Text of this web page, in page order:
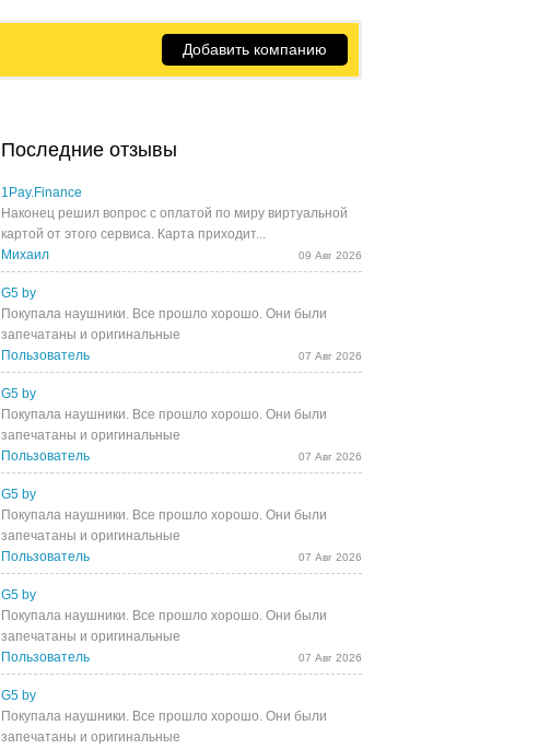
Добавить компанию
Последние отзывы
1Pay.Finance
Наконец решил вопрос с оплатой по миру виртуальной
картой от этого сервиса. Карта приходит...
Михаил
09 Авг 2026
G5 by
Покупала наушники. Все прошло хорошо. Они были
запечатаны и оригинальные
Пользователь
07 Авг 2026
G5 by
Покупала наушники. Все прошло хорошо. Они были
запечатаны и оригинальные
Пользователь
07 Авг 2026
G5 by
Покупала наушники. Все прошло хорошо. Они были
запечатаны и оригинальные
Пользователь
07 Авг 2026
G5 by
Покупала наушники. Все прошло хорошо. Они были
запечатаны и оригинальные
Пользователь
07 Авг 2026
G5 by
Покупала наушники. Все прошло хорошо. Они были
запечатаны и оригинальные